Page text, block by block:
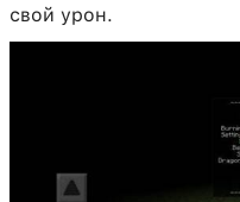
свой урон.